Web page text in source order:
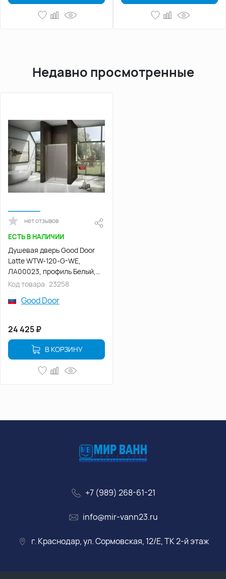
Недавно просмотренные
нет отзывов
ЕСТЬ В НАЛИЧИИ
Душевая дверь Good Door
Latte WTW-120-G-WE,
ЛА00023, профиль Белый,
стекло Рифленное
Код товара 23258
Good Door
24 425₽
В КОРЗИНУ
+7 (989) 268-61-21
info@mir-vann23.ru
г. Краснодар, ул. Сормовская, 12/Е, ТК 2-й этаж